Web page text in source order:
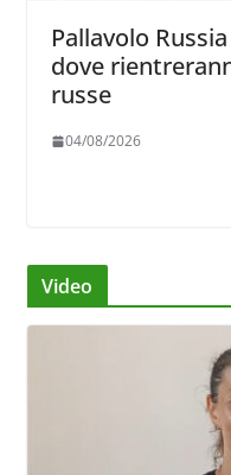
Pallavolo
dove
russe
04/08/2026
Video